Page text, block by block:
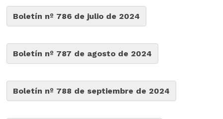
Boletín nº 786 de julio de 2024
Boletín nº 787 de agosto de 2024
Boletín nº 788 de septiembre de 2024